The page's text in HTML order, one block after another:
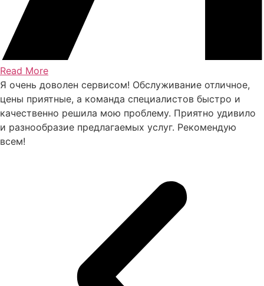
Read More
Я очень доволен сервисом! Обслуживание отличное,
цены приятные, а команда специалистов быстро и
качественно решила мою проблему. Приятно удивило
и разнообразие предлагаемых услуг. Рекомендую
всем!